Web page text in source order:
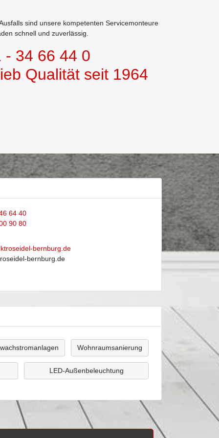
sind unsere kompetenten Servicemonteure
schnell und zuverlässig.
- 34 66 44 0
Qualität seit 1964
64 40
90 80
bernburg.de
bernburg.de
Wohnraumsanierung
LED-Außenbeleuchtung